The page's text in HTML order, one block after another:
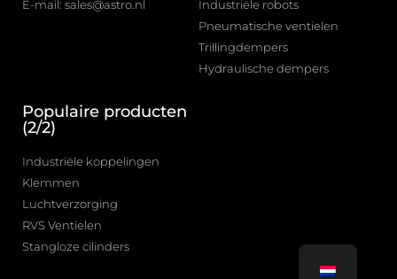
E-mail: sales@astro.nl
Industriële robots
Pneumatische ventielen
Trillingdempers
Hydraulische dempers
Populaire producten
(2/2)
Industriële koppelingen
Klemmen
Luchtverzorging
RVS Ventielen
Stangloze cilinders